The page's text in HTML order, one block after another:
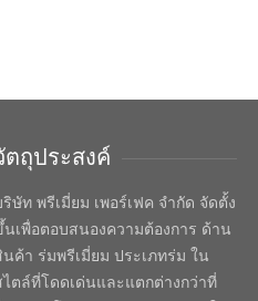
ตถุประสงค์
ษัท พรีเมี่ยม เพอร์เฟค จำกัด จัดตั้ง
นเพื่อตอบสนองความต้องการ ด้าน
นค้า ร่มพรีเมี่ยม ประเภทร่ม ใน
ไตล์ที่โดดเด่นและแตกต่างกว่าที่